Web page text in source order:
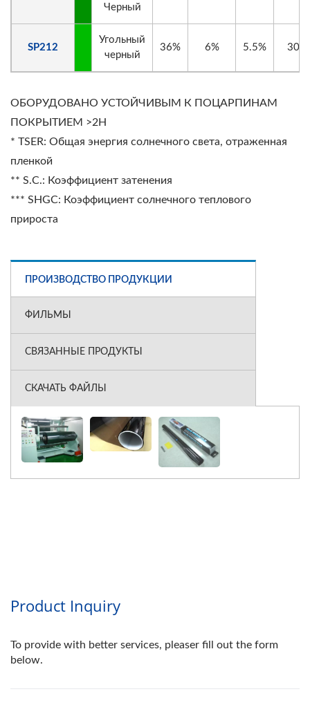
Черный
SP212
Угольный
черный
36% 6% 5.5% 30%
ОБОРУДОВАНО УСТОЙЧИВЫМ К ПОЦАРПИНАМ
ПОКРЫТИЕМ >2H
* TSER: Общая энергия солнечного света, отраженная
пленкой
** S.C.: Коэффициент затенения
*** SHGC: Коэффициент солнечного теплового
прироста
ПРОИЗВОДСТВО ПРОДУКЦИИ
ФИЛЬМЫ
СВЯЗАННЫЕ ПРОДУКТЫ
СКАЧАТЬ ФАЙЛЫ